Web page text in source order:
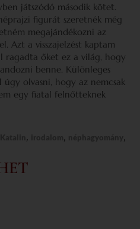
játszódó második kötet.
figurát szeretnék még
megajándékozni az
Azt a visszajelzést kaptam
ragadta őket ez a világ, hogy
benne. Különleges
olvasni, hogy az nemcsak
egy fiatal felnőtteknek
, , ,